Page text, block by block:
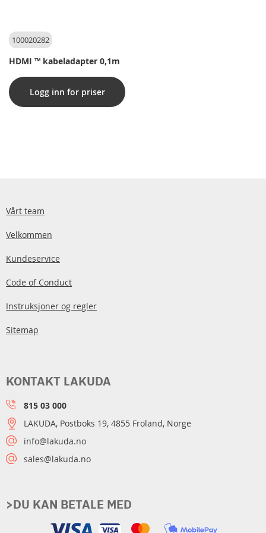
100020282
HDMI ™ kabeladapter 0,1m
Logg inn for priser
Vårt team
Velkommen
Kundeservice
Code of Conduct
Instruksjoner og regler
Sitemap
>DU KAN BETALE MED
KONTAKT LAKUDA
815 03 000
LAKUDA, Postboks 19, 4855 Froland, Norge
info@lakuda.no
sales@lakuda.no